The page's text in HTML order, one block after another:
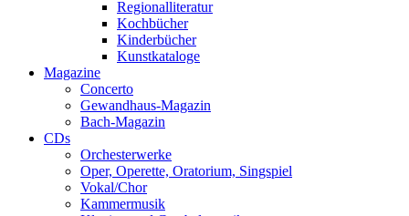
Regionalliteratur
Kochbücher
Kinderbücher
Kunstkataloge
Magazine
Concerto
Gewandhaus-Magazin
Bach-Magazin
CDs
Orchesterwerke
Oper, Operette, Oratorium, Singspiel
Vokal/Chor
Kammermusik